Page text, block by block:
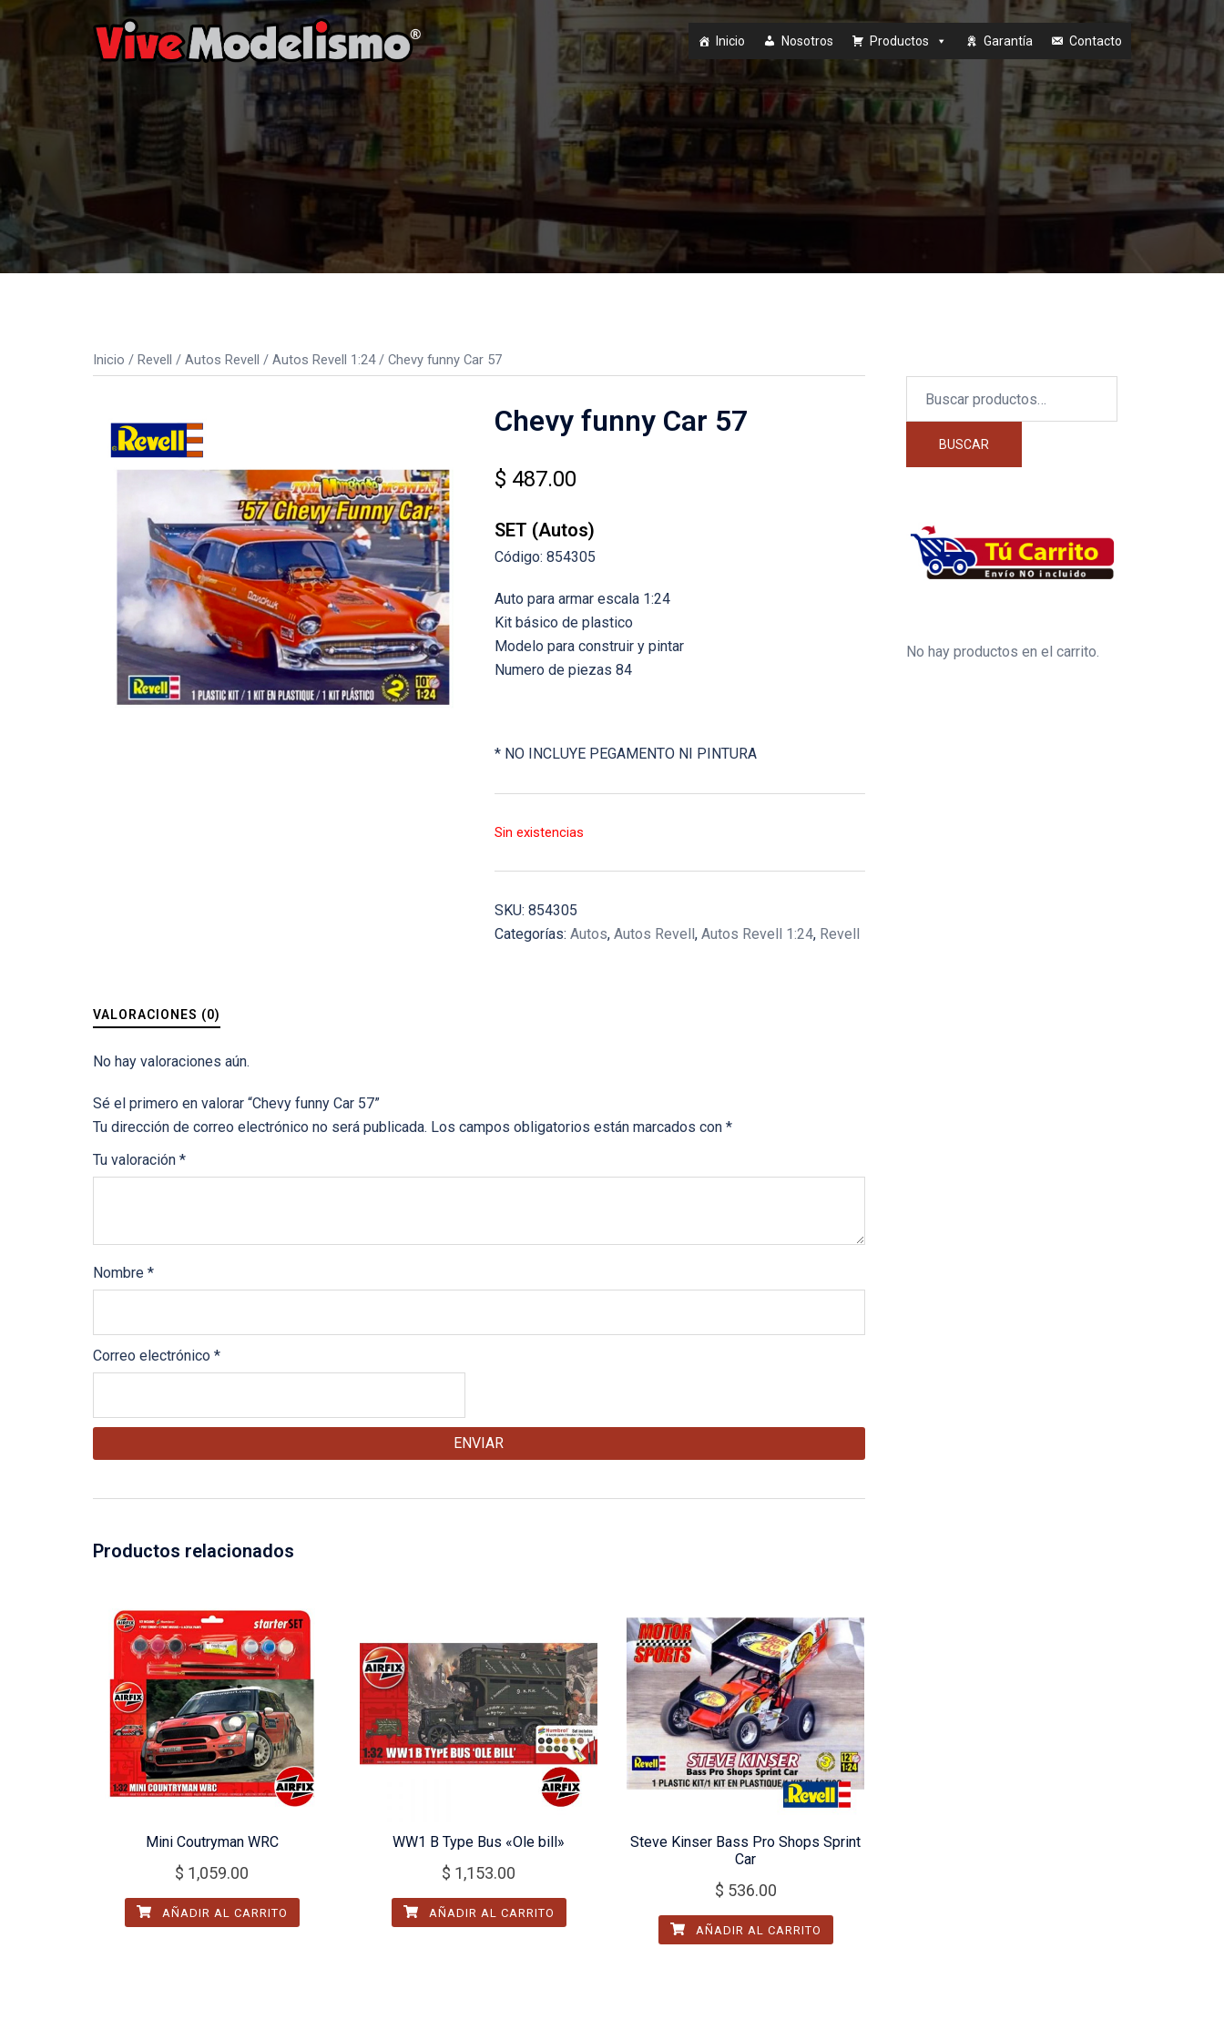
Saltar
contenido
Inicio Nosotros Productos Garantía Contacto
Inicio / Revell / Autos Revell / Autos Revell 1:24/ Chevy funny Car 57
Chevy funny Car 57
$ 487.00
SET (Autos)
Código: 854305
Auto para armar escala 1:24
Kit básico de plastico
Modelo para construir y pintar
Numero de piezas 84
* NO INCLUYE PEGAMENTO NI PINTURA
Sin existencias
SKU: 854305
Categorías: Autos, Autos Revell, Autos Revell 1:24, Revell
VALORACIONES (0)
No hay valoraciones aún.
Sé el primero en valorar “Chevy funny Car 57”
Tu dirección de correo electrónico no será publicada. Los campos obligatorios están marcados con *
Tu valoración *
Nombre *
Correo electrónico *
Productos relacionados
Mini Coutryman WRC
$ 1,059.00
AÑADIR AL CARRITO
WW1 B Type Bus «Ole bill»
$ 1,153.00
AÑADIR AL CARRITO
Steve Kinser Bass Pro Shops Sprint
Car
$ 536.00
AÑADIR AL CARRITO
por:
BUSCAR
No hay productos en el carrito.